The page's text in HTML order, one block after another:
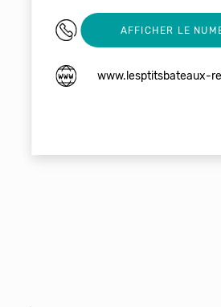
0200000000
AFFICHER LE
www.lesptitsbateaux-